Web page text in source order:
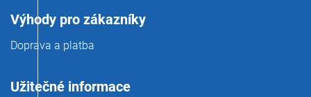
Výhody pro zákazníky
Doprava a platba
Užitečné informace